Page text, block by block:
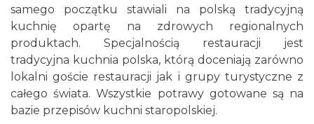
samego początku stawiali na polską tradycyjną
kuchnię opartę na zdrowych regionalnych
produktach. Specjalnością restauracji jest
tradycyjna kuchnia polska, którą doceniają zarówno
lokalni goście restauracji jak i grupy turystyczne z
całego świata. Wszystkie potrawy gotowane są na
bazie przepisów kuchni staropolskiej.